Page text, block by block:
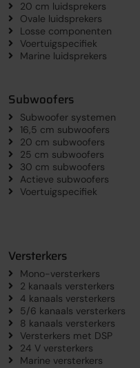
20 cm luidsprekers
Ovale luidsprekers
Losse componenten
Voertuigspecifiek
Marine luidsprekers
Subwoofers
Subwoofer systemen
16,5 cm subwoofers
20 cm subwoofers
25 cm subwoofers
30 cm subwoofers
Actieve subwoofers
Voertuigspecifiek
Versterkers
Mono-versterkers
2 kanaals versterkers
4 kanaals versterkers
5/6 kanaals versterkers
8 kanaals versterkers
Versterkers met DSP
24 V versterkers
Marine versterkers